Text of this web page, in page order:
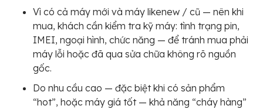
Vì có cả máy mới và máy likenew / cũ — nên khi
mua, khách cần kiểm tra kỹ máy: tình trạng pin,
IMEI, ngoại hình, chức năng — để tránh mua phải
máy lỗi hoặc đã qua sửa chữa không rõ nguồn
gốc.
Do nhu cầu cao — đặc biệt khi có sản phẩm
“hot”, hoặc máy giá tốt — khả năng “cháy hàng”